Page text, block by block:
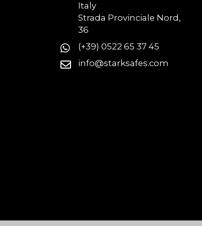
Italy
Strada Provinciale Nord,
36
(+39) 0522 65 37 45
info@starksafes.com